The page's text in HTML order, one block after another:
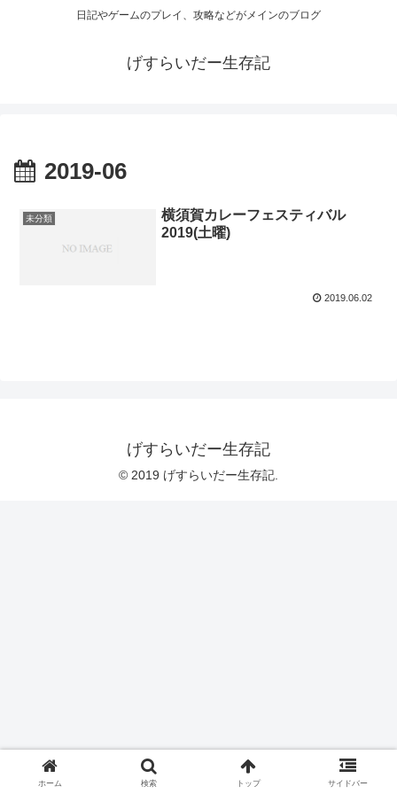
日記やゲームのプレイ、攻略などがメインのブログ
げすらいだー生存記
2019-06
未分類
横須賀カレーフェスティバル
2019(土曜)
2019.06.02
げすらいだー生存記
© 2019 げすらいだー生存記.
ホーム 検索 トップ サイドバー